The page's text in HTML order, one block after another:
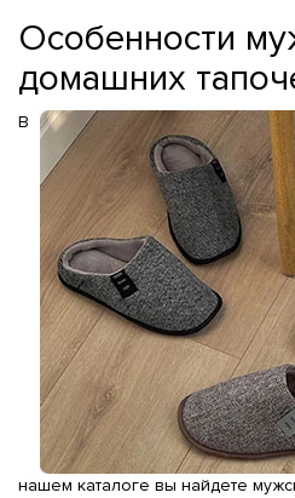
Особенности
домашних
В
нашем каталоге вы найдете